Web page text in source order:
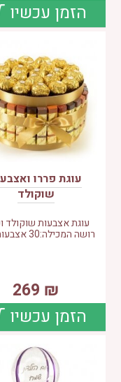
הזמן עכשיו
עוגת פררו
שוקולד
עוגת אצבעות שוקולד
רושה המכילה:30 אצבעות שוק
₪
269
הזמן עכשיו